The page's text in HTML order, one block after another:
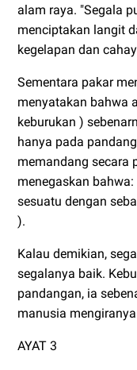
alam raya. "Segala
menciptakan langit
kegelapan dan
Sementara pakar
menyatakan bahwa
keburukan )
hanya pada
memandang secara
menegaskan
sesuatu dengan
).
Kalau demikian,
segalanya baik.
pandangan, ia
manusia
AYAT 3